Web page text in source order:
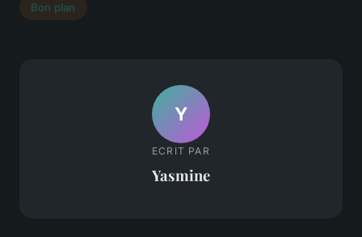
Bon plan
Y
ECRIT PAR
Yasmine